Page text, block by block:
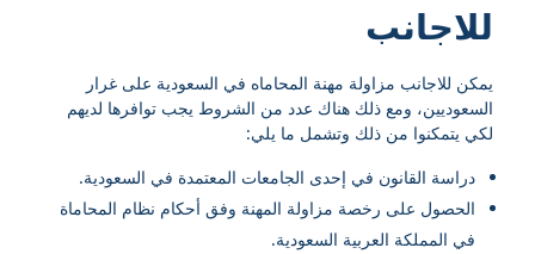
للاجانب
يمكن للاجانب مزاولة مهنة المحاماه في السعودية على غرار
السعوديين، ومع ذلك هناك عدد من الشروط يجب توافرها لديهم
لكي يتمكنوا من ذلك وتشمل ما يلي:
دراسة القانون في إحدى الجامعات المعتمدة في السعودية.
الحصول على رخصة مزاولة المهنة وفق أحكام نظام المحاماة
في المملكة العربية السعودية.